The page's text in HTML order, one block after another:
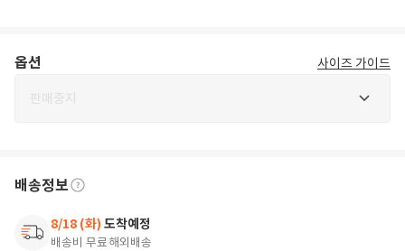
옵션 사이즈 가이드
판매중지
배송정보
8/18 (화) 도착예정
배송비 무료해외배송